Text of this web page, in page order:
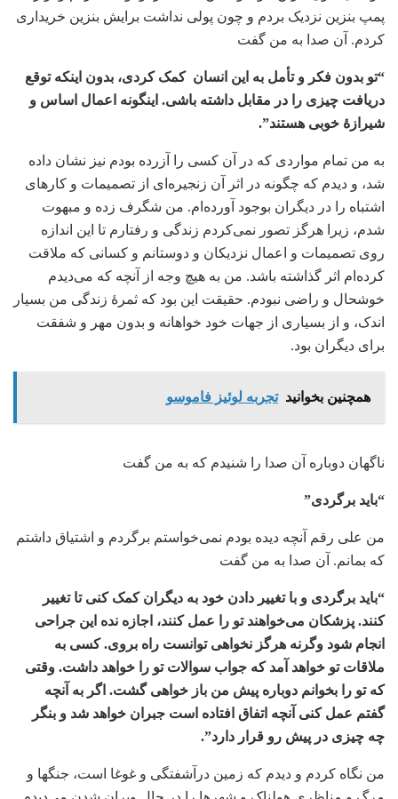
پمپ بنزین نزدیک بردم و چون پولی نداشت برایش بنزین خریداری
کردم. آن صدا به من گفت
“تو بدون فکر و تأمل به این انسان کمک کردی، بدون اینکه توقع
دریافت چیزی را در مقابل داشته باشی. اینگونه اعمال اساس و
شیرازۀ خوبی هستند”.
به من تمام مواردی که در آن کسی را آزرده بودم نیز نشان داده
شد، و دیدم که چگونه در اثر آن زنجیره‌ای از تصمیمات و کارهای
اشتباه را در دیگران بوجود آورده‌ام. من شگرف زده و مبهوت
شدم، زیرا هرگز تصور نمی‌کردم زندگی و رفتارم تا این اندازه
روی تصمیمات و اعمال نزدیکان و دوستانم و کسانی که ملاقت
کرده‌ام اثر گذاشته باشد. من به هیچ وجه از آنچه که می‌دیدم
خوشحال و راضی نبودم. حقیقت این بود که ثمرۀ زندگی من بسیار
اندک، و از بسیاری از جهات خود خواهانه و بدون مهر و شفقت
برای دیگران بود.
همچنین بخوانید تجربه لوئیز فاموسو
ناگهان دوباره آن صدا را شنیدم که به من گفت
“باید برگردی”
من علی رقم آنچه دیده بودم نمی‌خواستم برگردم و اشتیاق داشتم
که بمانم. آن صدا به من گفت
“باید برگردی و با تغییر دادن خود به دیگران کمک کنی تا تغییر
کنند. پزشکان می‌خواهند تو را عمل کنند، اجازه نده این جراحی
انجام شود وگرنه هرگز نخواهی توانست راه بروی. کسی به
ملاقات تو خواهد آمد که جواب سوالات تو را خواهد داشت. وقتی
که تو را بخوانم دوباره پیش من باز خواهی گشت. اگر به آنچه
گفتم عمل کنی آنچه اتفاق افتاده است جبران خواهد شد و بنگر
چه چیزی در پیش رو قرار دارد”.
من نگاه کردم و دیدم که زمین درآشفتگی و غوغا است، جنگها و